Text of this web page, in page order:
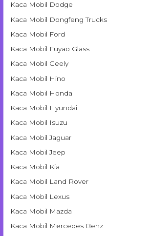
Kaca Mobil Dodge
Kaca Mobil Dongfeng Trucks
Kaca Mobil Ford
Kaca Mobil Fuyao Glass
Kaca Mobil Geely
Kaca Mobil Hino
Kaca Mobil Honda
Kaca Mobil Hyundai
Kaca Mobil Isuzu
Kaca Mobil Jaguar
Kaca Mobil Jeep
Kaca Mobil Kia
Kaca Mobil Land Rover
Kaca Mobil Lexus
Kaca Mobil Mazda
Kaca Mobil Mercedes Benz